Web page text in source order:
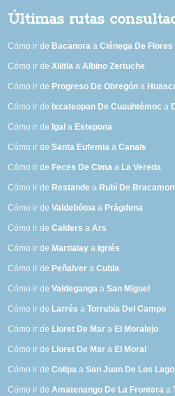
Últimas rutas
Cómo ir de Bacanora aCiénega De Flores
Cómo ir deXilitla aAlbino Zertuche
Cómo ir de Progreso De Obregón a
Cómo ir de Ixcateopan De Cuauhtémoc a
Cómo ir de Igal a Estepona
Cómo ir deSanta Eufemia aCanals
Cómo ir de Feces De Cima a La Vereda
Cómo ir de Restande a Rubí De
Cómo ir deValdebótoa a Prágdena
Cómo ir deCalders aArs
Cómo ir de Martialay a Igriés
Cómo ir de Peñalver aCubla
Cómo ir deValdeganga aSan Miguel
Cómo ir de Larrés aTorrubia Del Campo
Cómo ir de Lloret De Mar a El Moralejo
Cómo ir de Lloret De Mar a El Moral
Cómo ir deColipa aSan Juan De Los
Cómo ir deAmatenango De La Frontera a